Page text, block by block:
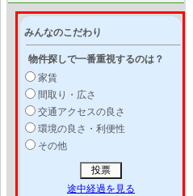
みんなのこだわり
物件探しで一番重視するのは？
家賃
間取り・広さ
交通アクセスの良さ
環境の良さ・利便性
その他
途中経過を見る